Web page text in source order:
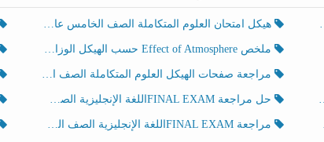
هيكل امتحان العلوم المتكاملة الصف الخامس عام الفصل الدراسي الثالث 2025-2026
ملخص Effect of Atmosphere حسب الهيكل الوزاري العلوم المتكاملة الصف الخامس انسبير الفصل الثالث
مراجعة صفحات الهيكل العلوم المتكاملة الصف الخامس انسبير الفصل الثالث
حل مراجعة FINAL EXAMاللغة الإنجليزية الصف الخامس الفصل الثالث
مراجعة FINAL EXAMاللغة الإنجليزية الصف الخامس الفصل الثالث